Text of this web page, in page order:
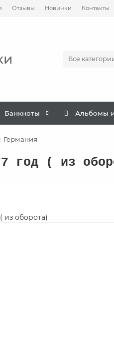
Отзывы Новинки Контакты
Все
Банкноты Альбомы
Германия
год ( из